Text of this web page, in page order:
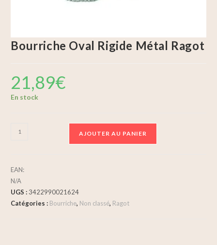
Bourriche Oval Rigide Métal Ragot
21,89€
En stock
AJOUTER AU PANIER
EAN:
N/A
UGS : 3422990021624
Catégories : Bourriche, Non classé, Ragot